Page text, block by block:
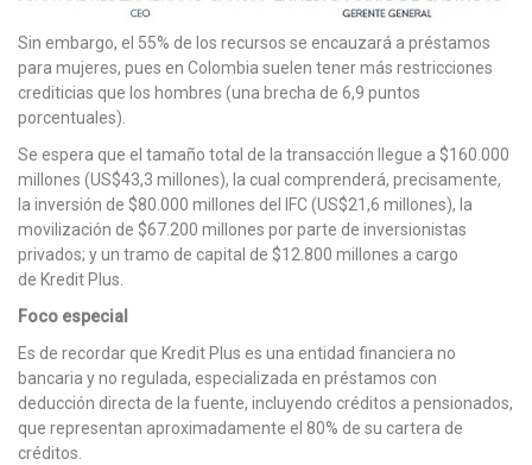
Sin embargo, el 55% de los recursos se encauzará a préstamos
para mujeres, pues en Colombia suelen tener más restricciones
crediticias que los hombres (una brecha de 6,9 puntos
porcentuales).
Se espera que el tamaño total de la transacción llegue a $160.000
millones (US$43,3 millones), la cual comprenderá, precisamente,
la inversión de $80.000 millones del IFC (US$21,6 millones), la
movilización de $67.200 millones por parte de inversionistas
privados; y un tramo de capital de $12.800 millones a cargo
de Kredit Plus.
Foco especial
Es de recordar que Kredit Plus es una entidad financiera no
bancaria y no regulada, especializada en préstamos con
deducción directa de la fuente, incluyendo créditos a pensionados,
que representan aproximadamente el 80% de su cartera de
créditos.